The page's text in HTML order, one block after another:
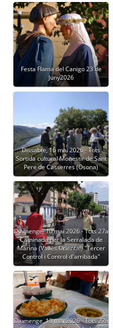
Festa Flama del Canigo 23 de
Juny2026
Dissabte, 16 mai 2026 - Tots
Sortida cultural Monestir de Sant
Pere de Casserres (Osona)
Diumenge, 10 mai 2026 - Tots 27a
Caminada per la Serralada de
Marina (Vallès Oriental) "Tercer
Control i Control d'arribada"
Diumenge, 10 mai 2026 - Tots 27a